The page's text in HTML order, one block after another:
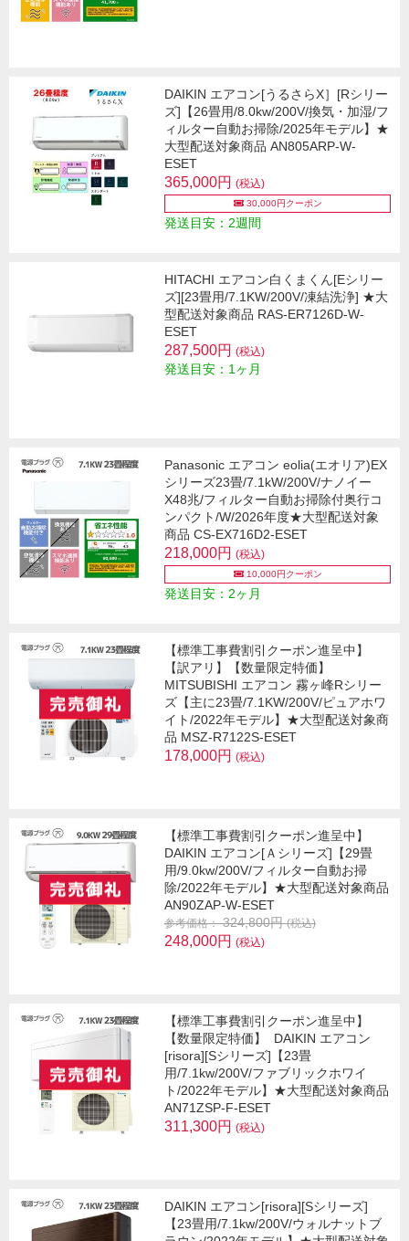
DAIKIN エアコン[うるさらX］[Rシリー
ズ]【26畳用/8.0kw/200V/換気・加湿/フ
ィルター自動お掃除/2025年モデル】★
大型配送対象商品 AN805ARP-W-
ESET
365,000円 (税込)
30,000円クーポン
発送目安：2週間
HITACHI エアコン白くまくん[Eシリー
ズ][23畳用/7.1KW/200V/凍結洗浄] ★大
型配送対象商品 RAS-ER7126D-W-
ESET
287,500円 (税込)
発送目安：1ヶ月
Panasonic エアコン eolia(エオリア)EX
シリーズ23畳/7.1kW/200V/ナノイー
X48兆/フィルター自動お掃除付奥行コ
ンパクト/W/2026年度★大型配送対象
商品 CS-EX716D2-ESET
218,000円 (税込)
10,000円クーポン
発送目安：2ヶ月
【標準工事費割引クーポン進呈中】
【訳アリ】【数量限定特価】
MITSUBISHI エアコン 霧ヶ峰Rシリー
ズ【主に23畳/7.1KW/200V/ピュアホワ
イト/2022年モデル】★大型配送対象商
品 MSZ-R7122S-ESET
178,000円 (税込)
【標準工事費割引クーポン進呈中】
DAIKIN エアコン[Ａシリーズ]【29畳
用/9.0kw/200V/フィルター自動お掃
除/2022年モデル】★大型配送対象商品
AN90ZAP-W-ESET
参考価格： 324,800円(税込)
248,000円 (税込)
【標準工事費割引クーポン進呈中】
【数量限定特価】
DAIKIN エアコン
[risora][Sシリーズ]【23畳
用/7.1kw/200V/ファブリックホワイ
ト/2022年モデル】★大型配送対象商品
AN71ZSP-F-ESET
311,300円 (税込)
DAIKIN エアコン[risora][Sシリーズ]
【23畳用/7.1kw/200V/ウォルナットブ